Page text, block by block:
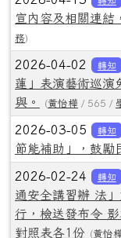
宣內容及相關連結
務)
2026-04-02 轉知
蓮」表演藝術巡演
與。
(黃怡樺 / 565 /
2026-03-05 轉知
節能補助」，鼓勵
2026-02-24 轉知
通安全講習辦 法
行，檢送發布令
對照表各1份
(黃怡